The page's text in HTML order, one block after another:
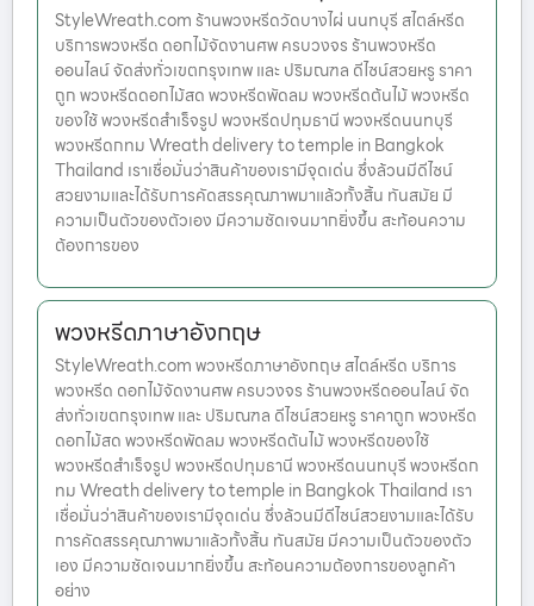
StyleWreath.com ร้านพวงหรีดวัดบางไผ่ นนทบุรี สไตล์หรีด
บริการพวงหรีด ดอกไม้จัดงานศพ ครบวงจร ร้านพวงหรีด
ออนไลน์ จัดส่งทั่วเขตกรุงเทพ และ ปริมณฑล ดีไซน์สวยหรู ราคา
ถูก พวงหรีดดอกไม้สด พวงหรีดพัดลม พวงหรีดต้นไม้ พวงหรีด
ของใช้ พวงหรีดสำเร็จรูป พวงหรีดปทุมธานี พวงหรีดนนทบุรี
พวงหรีดกทม Wreath delivery to temple in Bangkok
Thailand เราเชื่อมั่นว่าสินค้าของเรามีจุดเด่น ซึ่งล้วนมีดีไซน์
สวยงามและได้รับการคัดสรรคุณภาพมาแล้วทั้งสิ้น ทันสมัย มี
ความเป็นตัวของตัวเอง มีความชัดเจนมากยิ่งขึ้น สะท้อนความ
ต้องการของ
พวงหรีดภาษาอังกฤษ
StyleWreath.com พวงหรีดภาษาอังกฤษ สไตล์หรีด บริการ
พวงหรีด ดอกไม้จัดงานศพ ครบวงจร ร้านพวงหรีดออนไลน์ จัด
ส่งทั่วเขตกรุงเทพ และ ปริมณฑล ดีไซน์สวยหรู ราคาถูก พวงหรีด
ดอกไม้สด พวงหรีดพัดลม พวงหรีดต้นไม้ พวงหรีดของใช้
พวงหรีดสำเร็จรูป พวงหรีดปทุมธานี พวงหรีดนนทบุรี พวงหรีดก
ทม Wreath delivery to temple in Bangkok Thailand เรา
เชื่อมั่นว่าสินค้าของเรามีจุดเด่น ซึ่งล้วนมีดีไซน์สวยงามและได้รับ
การคัดสรรคุณภาพมาแล้วทั้งสิ้น ทันสมัย มีความเป็นตัวของตัว
เอง มีความชัดเจนมากยิ่งขึ้น สะท้อนความต้องการของลูกค้า
อย่าง